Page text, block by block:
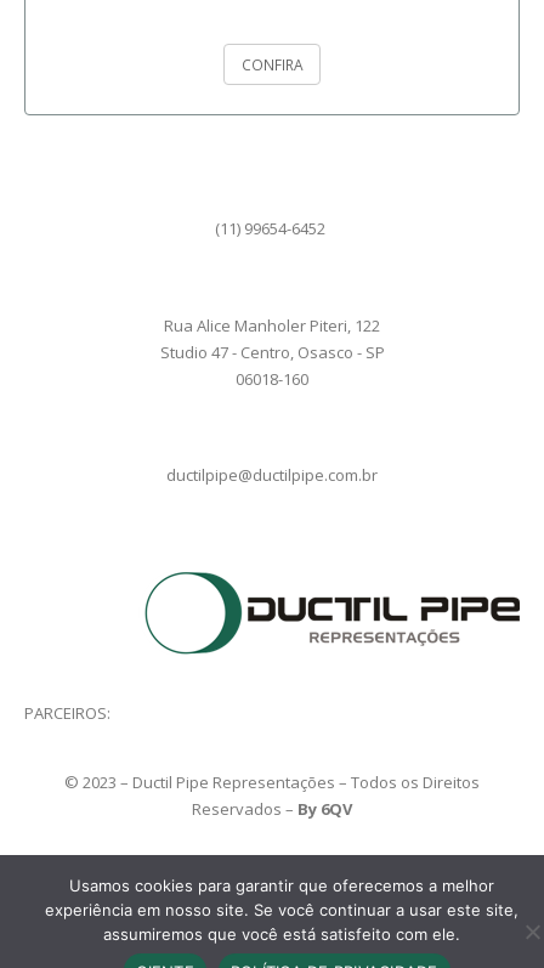
CONFIRA
(11) 99654-6452
Rua Alice Manholer Piteri, 122
Studio 47 - Centro, Osasco - SP
06018-160
ductilpipe@ductilpipe.com.br
PARCEIROS:
© 2023 – Ductil Pipe Representações – Todos os Direitos
Reservados – By 6QV
Usamos cookies para garantir que oferecemos a melhor
experiência em nosso site. Se você continuar a usar este site,
assumiremos que você está satisfeito com ele.